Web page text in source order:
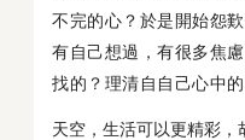
不完的心？於是開始怨
有自己想過，有很多焦
找的？理清自自己心中
天空，生活可以更精彩，